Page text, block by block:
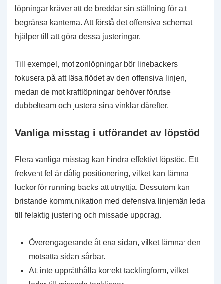
löpningar kräver att de breddar sin ställning för att
begränsa kanterna. Att förstå det offensiva schemat
hjälper till att göra dessa justeringar.
Till exempel, mot zonlöpningar bör linebackers
fokusera på att läsa flödet av den offensiva linjen,
medan de mot kraftlöpningar behöver förutse
dubbelteam och justera sina vinklar därefter.
Vanliga misstag i utförandet av löpstöd
Flera vanliga misstag kan hindra effektivt löpstöd. Ett
frekvent fel är dålig positionering, vilket kan lämna
luckor för running backs att utnyttja. Dessutom kan
bristande kommunikation med defensiva linjemän leda
till felaktig justering och missade uppdrag.
Överengagerande åt ena sidan, vilket lämnar den
motsatta sidan sårbar.
Att inte upprätthålla korrekt tacklingform, vilket